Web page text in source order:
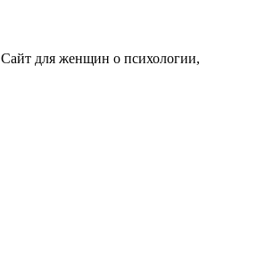
Сайт для женщин о психологии,